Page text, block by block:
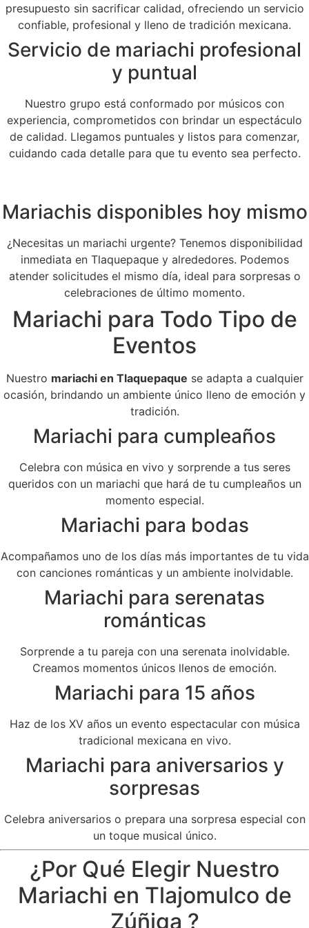
presupuesto sin sacrificar calidad, ofreciendo un servicio
confiable, profesional y lleno de tradición mexicana.
Servicio de mariachi profesional
y puntual
Nuestro grupo está conformado por músicos con
experiencia, comprometidos con brindar un espectáculo
de calidad. Llegamos puntuales y listos para comenzar,
cuidando cada detalle para que tu evento sea perfecto.
Mariachis disponibles hoy mismo
¿Necesitas un mariachi urgente? Tenemos disponibilidad
inmediata en Tlaquepaque y alrededores. Podemos
atender solicitudes el mismo día, ideal para sorpresas o
celebraciones de último momento.
Mariachi para Todo Tipo de
Eventos
Nuestro mariachi en Tlaquepaque se adapta a cualquier
ocasión, brindando un ambiente único lleno de emoción y
tradición.
Mariachi para cumpleaños
Celebra con música en vivo y sorprende a tus seres
queridos con un mariachi que hará de tu cumpleaños un
momento especial.
Mariachi para bodas
Acompañamos uno de los días más importantes de tu vida
con canciones románticas y un ambiente inolvidable.
Mariachi para serenatas
románticas
Sorprende a tu pareja con una serenata inolvidable.
Creamos momentos únicos llenos de emoción.
Mariachi para 15 años
Haz de los XV años un evento espectacular con música
tradicional mexicana en vivo.
Mariachi para aniversarios y
sorpresas
Celebra aniversarios o prepara una sorpresa especial con
un toque musical único.
¿Por Qué Elegir Nuestro
Mariachi en Tlajomulco de
Zúñiga ?